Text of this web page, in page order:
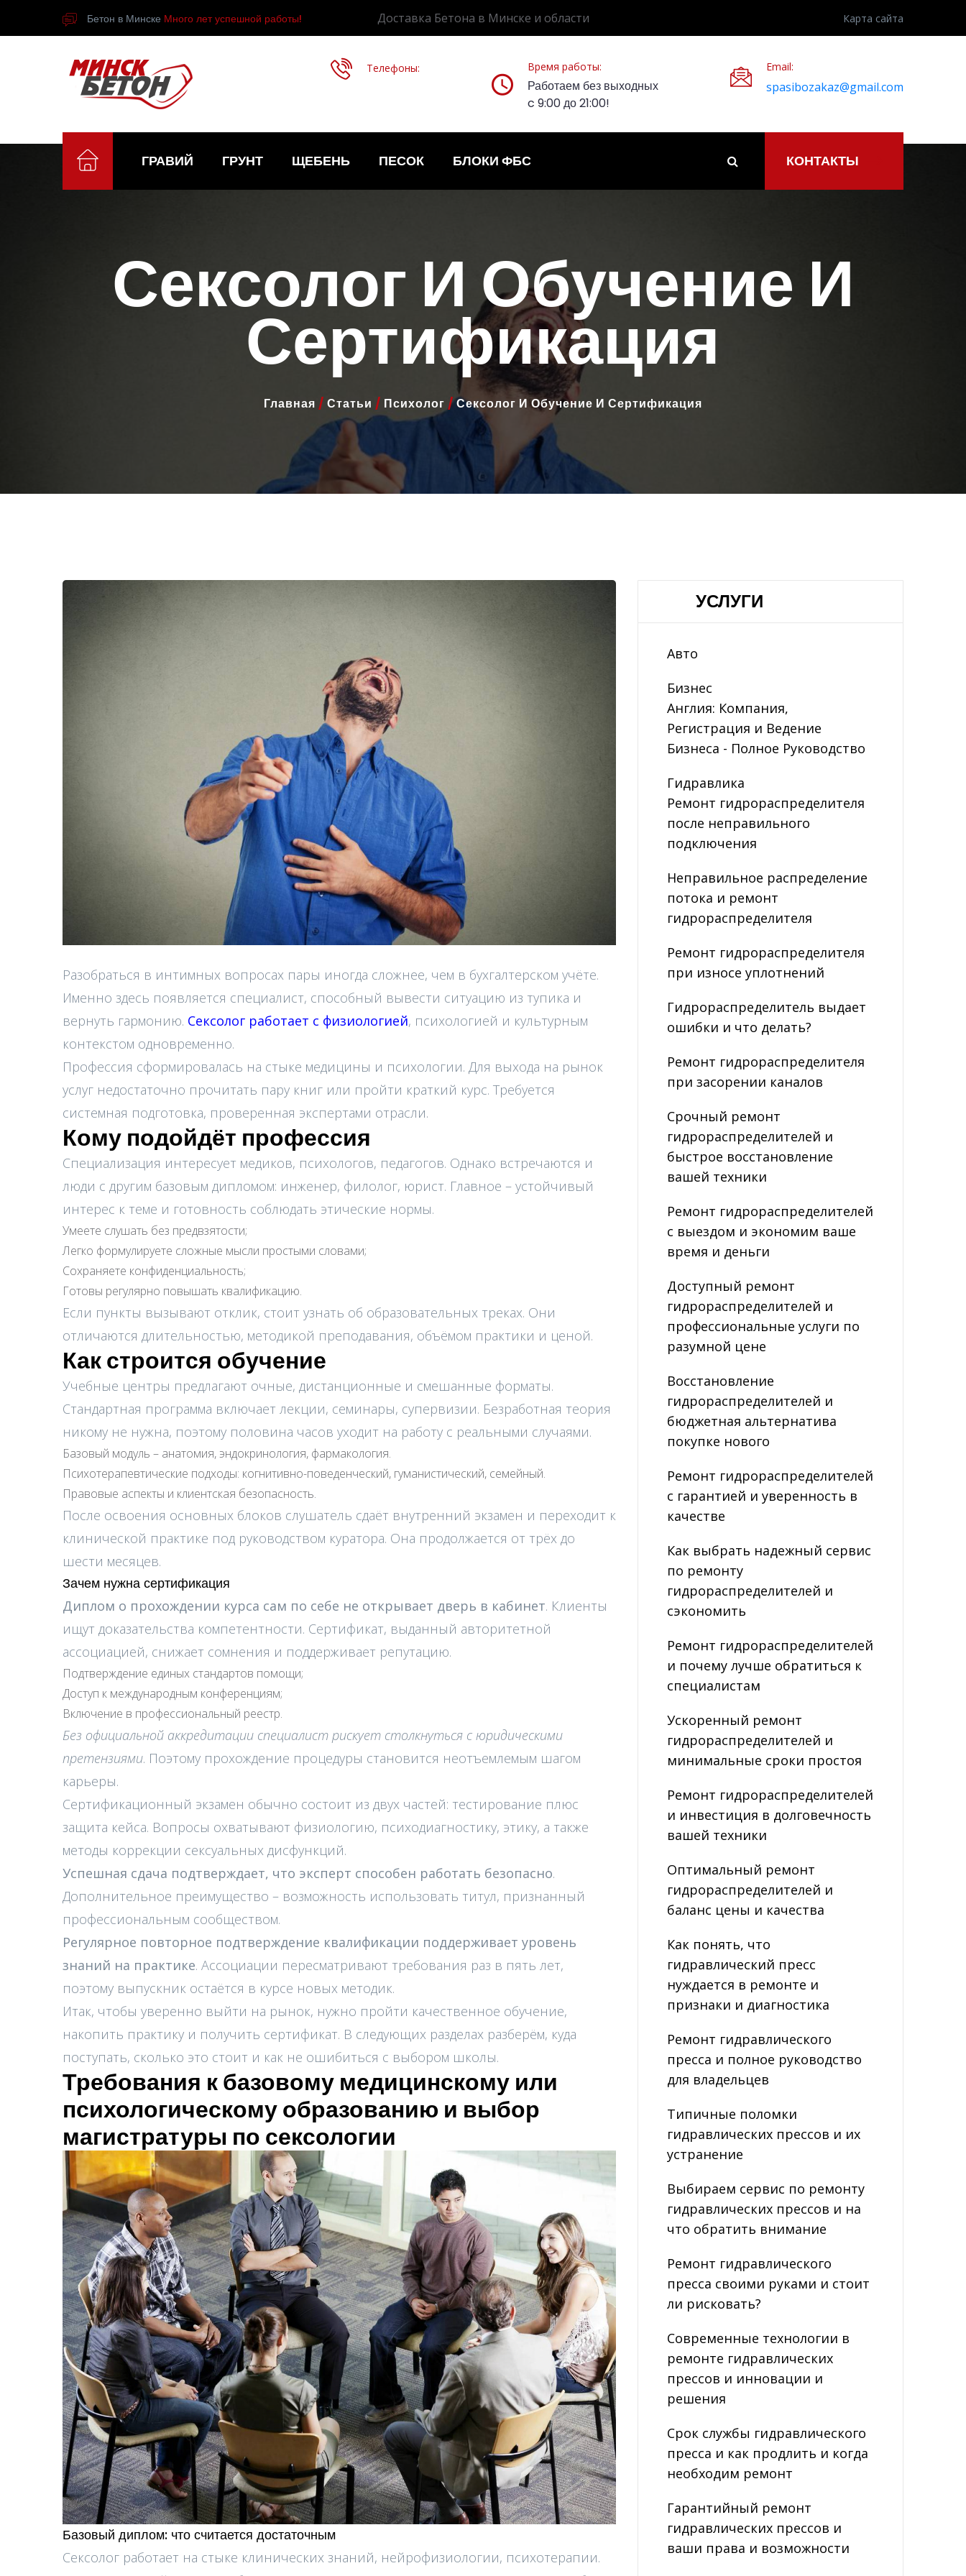
Бетон в Минске Много лет успешной работы! Доставка Бетона в Минске и области Карта сайта
Телефоны: Время работы:
Работаем без выходных
c 9:00 до 21:00!
Email:
spasibozakaz@gmail.com
ГРАВИЙ ГРУНТ ЩЕБЕНЬ ПЕСОК БЛОКИ ФБС КОНТАКТЫ
Сексолог И Обучение И
Сертификация
Главная / Статьи / Психолог /Сексолог И Обучение И Сертификация
Разобраться в интимных вопросах пары иногда сложнее, чем в бухгалтерском учёте.
Именно здесь появляется специалист, способный вывести ситуацию из тупика и
вернуть гармонию. Сексолог работает с физиологией, психологией и культурным
контекстом одновременно.
Профессия сформировалась на стыке медицины и психологии. Для выхода на рынок
услуг недостаточно прочитать пару книг или пройти краткий курс. Требуется
системная подготовка, проверенная экспертами отрасли.
Кому подойдёт профессия
Специализация интересует медиков, психологов, педагогов. Однако встречаются и
люди с другим базовым дипломом: инженер, филолог, юрист. Главное – устойчивый
интерес к теме и готовность соблюдать этические нормы.
Умеете слушать без предвзятости;
Легко формулируете сложные мысли простыми словами;
Сохраняете конфиденциальность;
Готовы регулярно повышать квалификацию.
Если пункты вызывают отклик, стоит узнать об образовательных треках. Они
отличаются длительностью, методикой преподавания, объёмом практики и ценой.
Как строится обучение
Учебные центры предлагают очные, дистанционные и смешанные форматы.
Стандартная программа включает лекции, семинары, супервизии. Безработная теория
никому не нужна, поэтому половина часов уходит на работу с реальными случаями.
Базовый модуль – анатомия, эндокринология, фармакология.
Психотерапевтические подходы: когнитивно-поведенческий, гуманистический, семейный.
Правовые аспекты и клиентская безопасность.
После освоения основных блоков слушатель сдаёт внутренний экзамен и переходит к
клинической практике под руководством куратора. Она продолжается от трёх до
шести месяцев.
Зачем нужна сертификация
Диплом о прохождении курса сам по себе не открывает дверь в кабинет. Клиенты
ищут доказательства компетентности. Сертификат, выданный авторитетной
ассоциацией, снижает сомнения и поддерживает репутацию.
Подтверждение единых стандартов помощи;
Доступ к международным конференциям;
Включение в профессиональный реестр.
Без официальной аккредитации специалист рискует столкнуться с юридическими
претензиями. Поэтому прохождение процедуры становится неотъемлемым шагом
карьеры.
Сертификационный экзамен обычно состоит из двух частей: тестирование плюс
защита кейса. Вопросы охватывают физиологию, психодиагностику, этику, а также
методы коррекции сексуальных дисфункций.
Успешная сдача подтверждает, что эксперт способен работать безопасно.
Дополнительное преимущество – возможность использовать титул, признанный
профессиональным сообществом.
Регулярное повторное подтверждение квалификации поддерживает уровень
знаний на практике. Ассоциации пересматривают требования раз в пять лет,
поэтому выпускник остаётся в курсе новых методик.
Итак, чтобы уверенно выйти на рынок, нужно пройти качественное обучение,
накопить практику и получить сертификат. В следующих разделах разберём, куда
поступать, сколько это стоит и как не ошибиться с выбором школы.
Требования к базовому медицинскому или
психологическому образованию и выбор
магистратуры по сексологии
Базовый диплом: что считается достаточным
Сексолог работает на стыке клинических знаний, нейрофизиологии, психотерапии.
УСЛУГИ
Авто
Бизнес
Англия: Компания,
Регистрация и Ведение
Бизнеса - Полное Руководство
Гидравлика
Ремонт гидрораспределителя
после неправильного
подключения
Неправильное распределение
потока и ремонт
гидрораспределителя
Ремонт гидрораспределителя
при износе уплотнений
Гидрораспределитель выдает
ошибки и что делать?
Ремонт гидрораспределителя
при засорении каналов
Срочный ремонт
гидрораспределителей и
быстрое восстановление
вашей техники
Ремонт гидрораспределителей
с выездом и экономим ваше
время и деньги
Доступный ремонт
гидрораспределителей и
профессиональные услуги по
разумной цене
Восстановление
гидрораспределителей и
бюджетная альтернатива
покупке нового
Ремонт гидрораспределителей
с гарантией и уверенность в
качестве
Как выбрать надежный сервис
по ремонту
гидрораспределителей и
сэкономить
Ремонт гидрораспределителей
и почему лучше обратиться к
специалистам
Ускоренный ремонт
гидрораспределителей и
минимальные сроки простоя
Ремонт гидрораспределителей
и инвестиция в долговечность
вашей техники
Оптимальный ремонт
гидрораспределителей и
баланс цены и качества
Как понять, что
гидравлический пресс
нуждается в ремонте и
признаки и диагностика
Ремонт гидравлического
пресса и полное руководство
для владельцев
Типичные поломки
гидравлических прессов и их
устранение
Выбираем сервис по ремонту
гидравлических прессов и на
что обратить внимание
Ремонт гидравлического
пресса своими руками и стоит
ли рисковать?
Современные технологии в
ремонте гидравлических
прессов и инновации и
решения
Срок службы гидравлического
пресса и как продлить и когда
необходим ремонт
Гарантийный ремонт
гидравлических прессов и
ваши права и возможности